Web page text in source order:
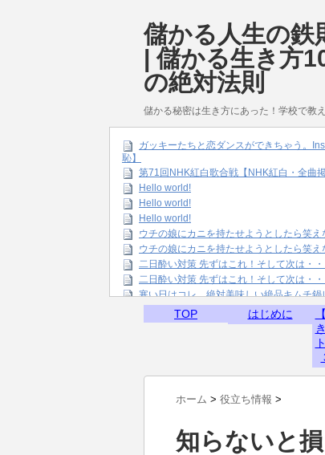
儲かる人生の鉄
| 儲かる生き方
の絶対法則
儲かる秘密は生き方にあった！学校で教
ガッキーたちと恋ダンスができちゃう。
恥】
第71回NHK紅白歌合戦【NHK紅白・全曲掲
Hello world!
Hello world!
Hello world!
ウチの娘にカニを持たせようとしたら笑え
ウチの娘にカニを持たせようとしたら笑え
二日酔い対策 先ずはこれ！そして次は・・
二日酔い対策 先ずはこれ！そして次は・・
寒い日はコレ。絶対美味しい絶品キムチ鍋
Powered by livedoor 相互RSS
TOP はじめに
ホーム > 役立ち情報 >
知らないと